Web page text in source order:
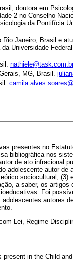
doutora em
2 no Conselho
da Pontifícia
Janeiro, Brasil e
Universidade
MG, Brasil.
presentes no
bibliográfica nos
de ato infracional
adolescente autor de
sociocultural; (3)
a saber, os artigos
Foi
autores
Lei, Regime
in the Child